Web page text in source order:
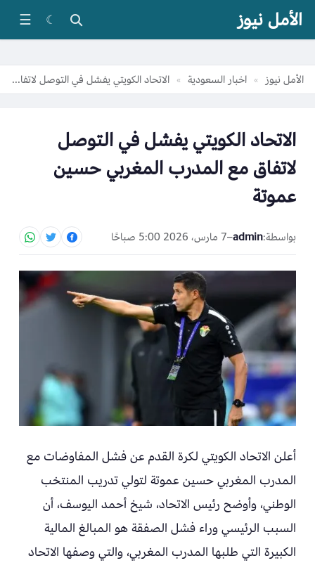
الأمل نيوز ☾
☰
الأمل نيوز » اخبار السعودية » الاتحاد الكويتي يفشل في التوصل لاتفاق مع المدرب المغربي حسين عموتة
الاتحاد الكويتي يفشل في التوصل
لاتفاق مع المدرب المغربي حسين
عموتة
بواسطة:admin
–7 مارس، 2026 5:00 صباحًا
أعلن الاتحاد الكويتي لكرة القدم عن فشل المفاوضات مع
المدرب المغربي حسين عموتة لتولي تدريب المنتخب
الوطني، وأوضح رئيس الاتحاد، شيخ أحمد اليوسف، أن
السبب الرئيسي وراء فشل الصفقة هو المبالغ المالية
الكبيرة التي طلبها المدرب المغربي، والتي وصفها الاتحاد